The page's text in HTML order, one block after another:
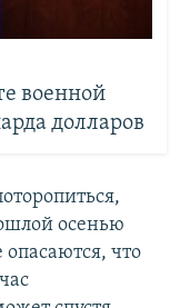
военной
долларов
осенью
что